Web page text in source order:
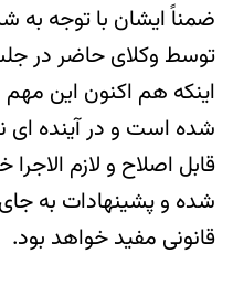
ضمناً ایشان با توجه به
توسط وکلای حاضر در
اینکه هم اکنون این مهم
شده است و در آینده ای
قابل اصلاح و لازم الاجرا
شده و پشینهادات به
قانونی مفید خواهد بود.